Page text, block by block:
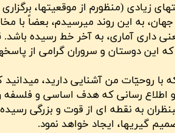
زیادی (منظورم از موقعیتها،
به این روند میرسیدم، بعضاً با
داری آماری، به آخر خط رسیده
این دوستان و سروران گرامی از
با روحیّات من آشنایی دارید،
اطلاع رسانی که هدف اساسی و
به نقطه ای از قوت و بزرگی
گیریها، ایجاد خواهد نمود.